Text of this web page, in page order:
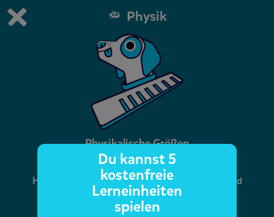
Du spielst die kostenfreie Testversion von scoyo.
Jetzt bestellen
0 1
Physik
Physikalische Größen
Hier lernst du physikalische Größen kennen und
erfährst, warum man sich auf das Meter als
Basiseinheit für die Längenmessung einigte.
Du kannst 5
kostenfreie
Lerneinheiten
spielen